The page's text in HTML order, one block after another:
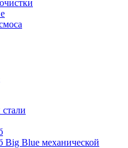
Blue механической